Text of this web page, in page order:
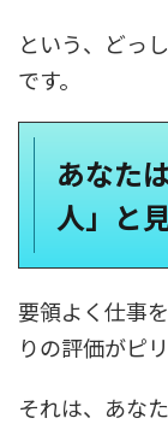
という、どっ
です。
あなた
人」と
要領よく仕事
りの評価がピ
それは、あな